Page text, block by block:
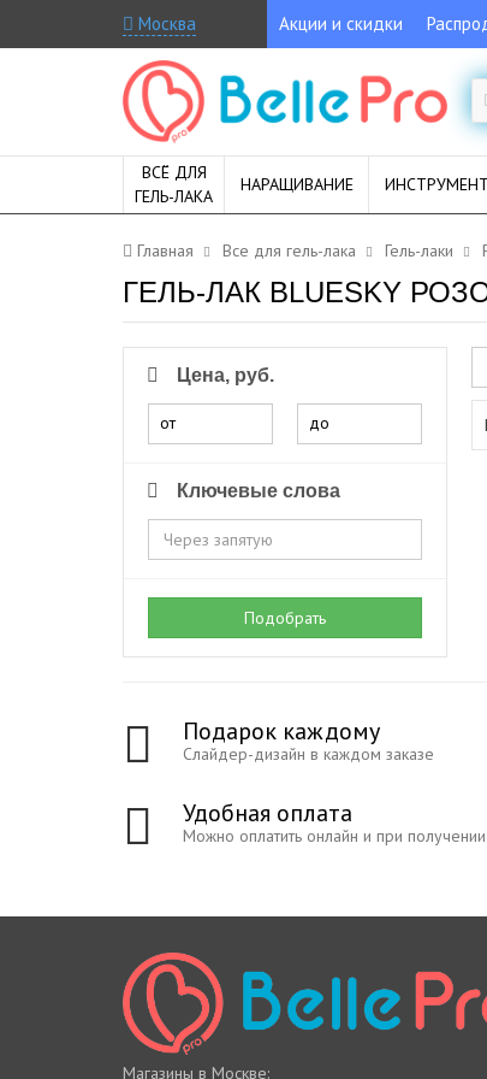
Москва Акции и скидки
ВСЁ ДЛЯ
ГЕЛЬ-ЛАКА
НАРАЩИВАНИЕ
Главная Все для гель-лака Гель-лаки
ГЕЛЬ-ЛАК BLUESKY
Цена, руб.
от до
Ключевые слова
Подобрать
Подарок каждому
Слайдер-дизайн в каждом заказе
Удобная оплата
Можно оплатить онлайн и при получении
Магазины в Москве: